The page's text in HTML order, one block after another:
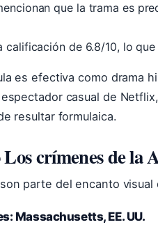
que la trama es
calificación de 6.8/10, lo
es efectiva como drama
casual de
resultar formulaica.
crímenes de la
parte del encanto visual
Massachusetts, EE. UU.